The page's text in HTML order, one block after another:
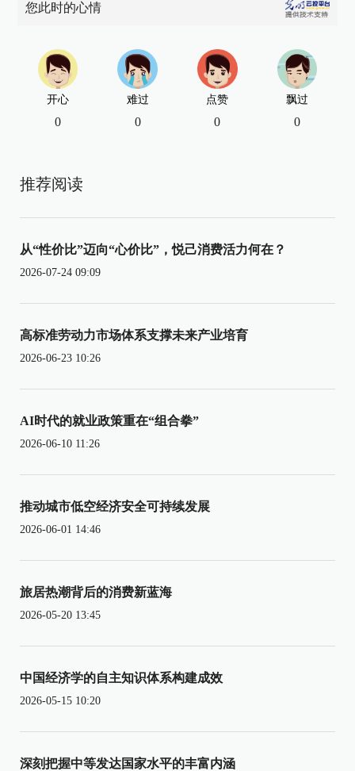
您此时的心情
开心
0
难过
0
点赞
0
飘过
0
推荐阅读
从“性价比”迈向“心价比”，悦己消费活力何在？
2026-07-24 09:09
高标准劳动力市场体系支撑未来产业培育
2026-06-23 10:26
AI时代的就业政策重在“组合拳”
2026-06-10 11:26
推动城市低空经济安全可持续发展
2026-06-01 14:46
旅居热潮背后的消费新蓝海
2026-05-20 13:45
中国经济学的自主知识体系构建成效
2026-05-15 10:20
深刻把握中等发达国家水平的丰富内涵